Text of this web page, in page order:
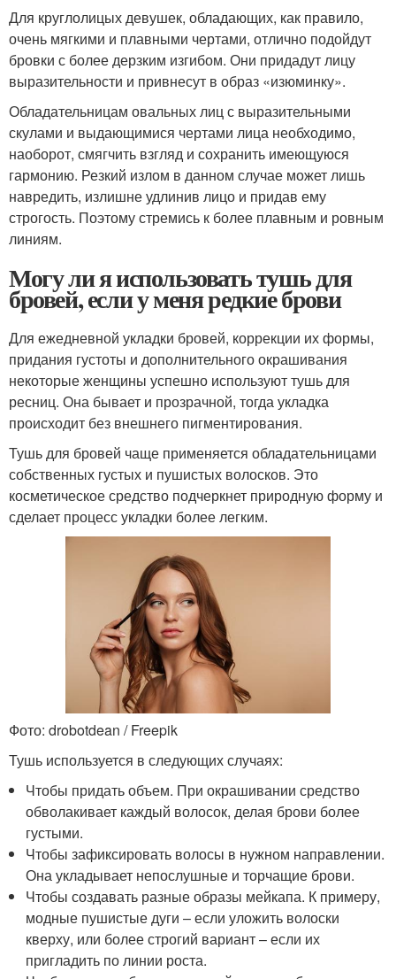
Для круглолицых девушек, обладающих, как правило,
очень мягкими и плавными чертами, отлично подойдут
бровки с более дерзким изгибом. Они придадут лицу
выразительности и привнесут в образ «изюминку».
Обладательницам овальных лиц с выразительными
скулами и выдающимися чертами лица необходимо,
наоборот, смягчить взгляд и сохранить имеющуюся
гармонию. Резкий излом в данном случае может лишь
навредить, излишне удлинив лицо и придав ему
строгость. Поэтому стремись к более плавным и ровным
линиям.
Могу ли я использовать тушь для
бровей, если у меня редкие брови
Для ежедневной укладки бровей, коррекции их формы,
придания густоты и дополнительного окрашивания
некоторые женщины успешно используют тушь для
ресниц. Она бывает и прозрачной, тогда укладка
происходит без внешнего пигментирования.
Тушь для бровей чаще применяется обладательницами
собственных густых и пушистых волосков. Это
косметическое средство подчеркнет природную форму и
сделает процесс укладки более легким.
Фото: drobotdean / Freepik
Тушь используется в следующих случаях:
Чтобы придать объем. При окрашивании средство
обволакивает каждый волосок, делая брови более
густыми.
Чтобы зафиксировать волосы в нужном направлении.
Она укладывает непослушные и торчащие брови.
Чтобы создавать разные образы мейкапа. К примеру,
модные пушистые дуги – если уложить волоски
кверху, или более строгий вариант – если их
пригладить по линии роста.